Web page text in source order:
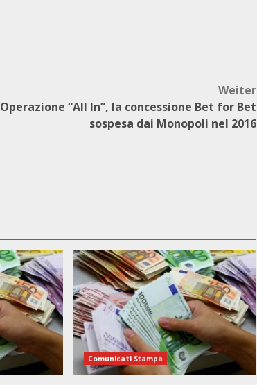
Weiter
Operazione “All In”, la concessione Bet for Bet
sospesa dai Monopoli nel 2016
Comunicati Stampa